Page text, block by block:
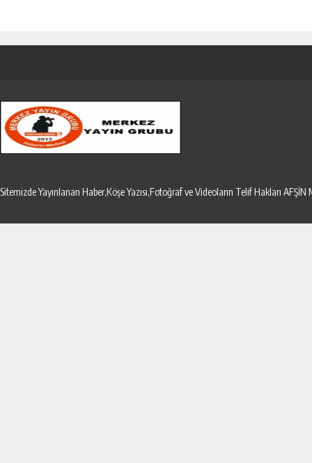
Sitemizde Yayınlanan Haber,Köşe Yazısı,Fotoğraf ve Videoların Telif Hakları